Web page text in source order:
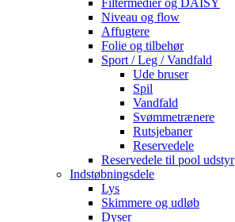
Filtermedier og DAISY
Niveau og flow
Affugtere
Folie og tilbehør
Sport / Leg / Vandfald
Ude bruser
Spil
Vandfald
Svømmetrænere
Rutsjebaner
Reservedele
Reservedele til pool udstyr
Indstøbningsdele
Lys
Skimmere og udløb
Dyser